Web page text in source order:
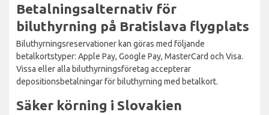
Betalningsalternativ för
biluthyrning på Bratislava flygplats
Biluthyrningsreservationer kan göras med följande
betalkortstyper: Apple Pay, Google Pay, MasterCard och Visa.
Vissa eller alla biluthyrningsföretag accepterar
depositionsbetalningar för biluthyrning med betalkort.
Säker körning i Slovakien